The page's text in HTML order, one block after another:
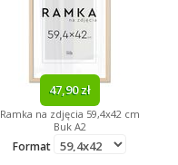
47,90 zł
Ramka na zdjęcia 59,4x42 cm
Buk A2
Format